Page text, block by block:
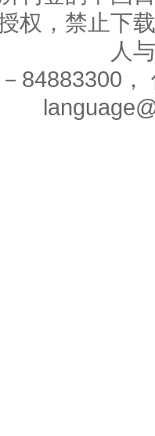
权，禁止下
人
－84883300